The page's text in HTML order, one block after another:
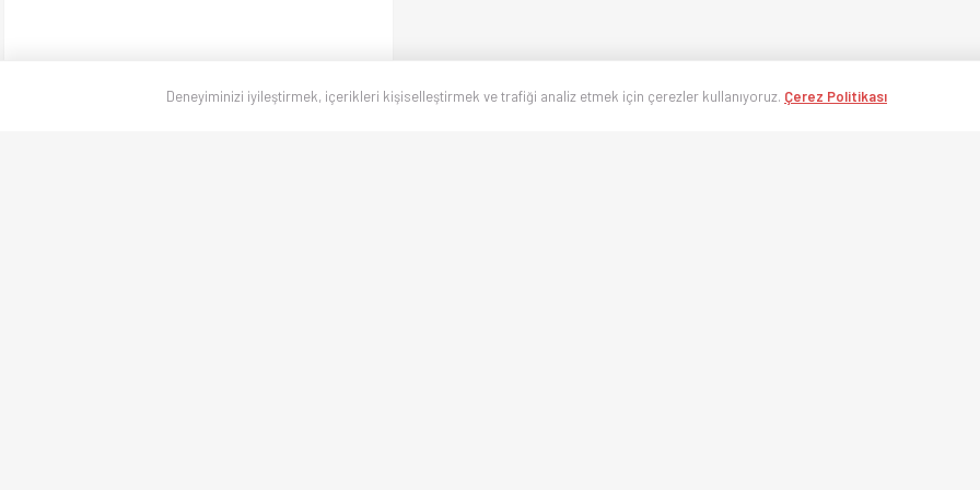
Deneyiminizi iyileştirmek, içerikleri kişiselleştirmek ve trafiği analiz etmek için çerezler kullanıyoruz. Çerez Politikası